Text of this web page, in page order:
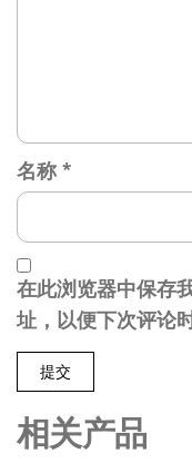
名称 *
在此浏览器中保存
址，以便下次评论
相关产品